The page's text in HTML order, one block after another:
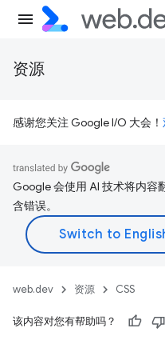
资源
感谢您关注 Google I/O 大会！
Google 会使用 AI 技术将内容
含错误。
web.dev 资源 CSS
该内容对您有帮助吗？